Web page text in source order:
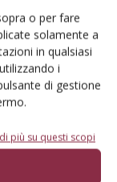
o per fare
solamente a
in qualsiasi
i
di gestione
più su questi scopi
fitofarmaci
rotazione molto
legnose che
indispensabile,
di un trattore
la cui
cabina e ne sono
alla macchina,